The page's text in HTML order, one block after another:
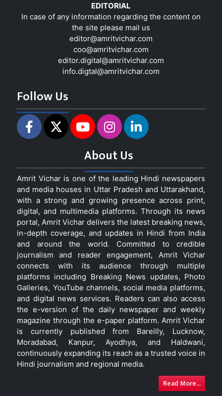
EDITORIAL
In case of any information regarding the content on
the site please mail us
editor@amritvichar.com
coo@amritvichar.com
editor.digital@amritvichar.com
info.digtal@amritvichar.com
Follow Us
About Us
Amrit Vichar is one of the leading Hindi newspapers
and media houses in Uttar Pradesh and Uttarakhand,
with a strong and growing presence across print,
digital, and multimedia platforms. Through its news
portal, Amrit Vichar delivers the latest breaking news,
in-depth coverage, and updates in Hindi from India
and around the world. Committed to credible
journalism and reader engagement, Amrit Vichar
connects with its audience through multiple
platforms including Breaking News updates, Photo
Galleries, YouTube channels, social media platforms,
and digital news services. Readers can also access
the e-version of the daily newspaper and weekly
magazine through the e-paper platform. Amrit Vichar
is currently published from Bareilly, Lucknow,
Moradabad, Kanpur, Ayodhya, and Haldwani,
continuously expanding its reach as a trusted voice in
Hindi journalism and regional media.
Read More...